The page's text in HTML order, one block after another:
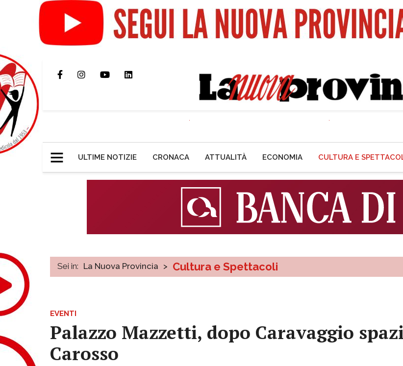
ULTIME NOTIZIE CRONACA ATTUALITÀ ECONOMIA CULTURA E
Sei in: La Nuova Provincia > Cultura e Spettacoli
EVENTI
Palazzo Mazzetti, dopo Caravaggio
Carosso